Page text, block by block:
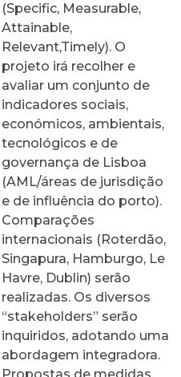
(Specific, Measurable,
Attainable,
Relevant,Timely). O
projeto irá recolher e
avaliar um conjunto de
indicadores sociais,
económicos, ambientais,
tecnológicos e de
governança de Lisboa
(AML/áreas de jurisdição
e de influência do porto).
Comparações
internacionais (Roterdão,
Singapura, Hamburgo, Le
Havre, Dublin) serão
realizadas. Os diversos
“stakeholders” serão
inquiridos, adotando uma
abordagem integradora.